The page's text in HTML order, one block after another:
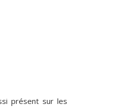
présent sur les